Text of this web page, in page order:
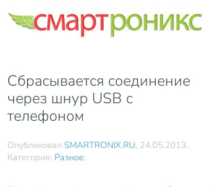
Skip to main content
Сбрасывается соединение
через шнур USB с
телефоном
Опубликовал SMARTRONIX.RU, 24.05.2013.
Категория: Разное.